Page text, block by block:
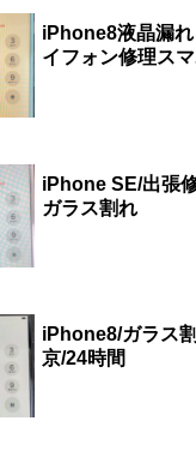
iPhone8液晶漏
イフォン修理ス
iPhone SE/出張
ガラス割れ
iPhone8/ガラス
京/24時間